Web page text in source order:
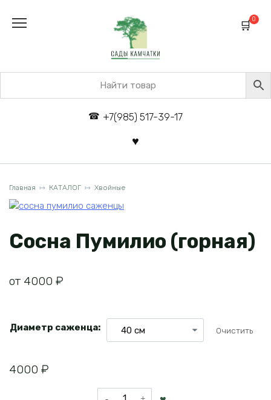
+7(985) 517-39-17
0
Главная КАТАЛОГ Хвойные
Сосна Пумилио (горная)
от 4000 ₽
Диаметр саженца: Очистить
4000 ₽
Количество